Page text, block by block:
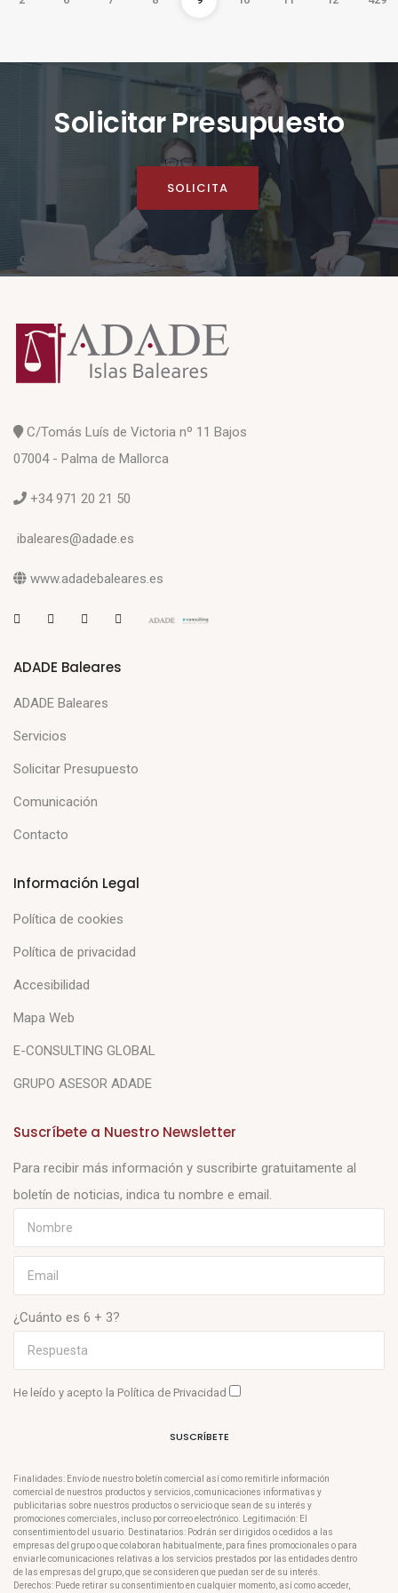
Solicitar Presupuesto
SOLICITA
C/Tomás Luís de Victoria nº 11 Bajos
07004 - Palma de Mallorca
+34 971 20 21 50
ibaleares@adade.es
www.adadebaleares.es
ADADE Baleares
ADADE Baleares
Servicios
Solicitar Presupuesto
Comunicación
Contacto
Información Legal
Política de cookies
Política de privacidad
Accesibilidad
Mapa Web
E-CONSULTING GLOBAL
GRUPO ASESOR ADADE
Suscríbete a Nuestro Newsletter
Para recibir más información y suscribirte gratuitamente al
boletín de noticias, indica tu nombre e email.
¿Cuánto es 6 + 3?
He leído y acepto la Política de Privacidad
SUSCRÍBETE
Finalidades: Envío de nuestro boletín comercial así como remitirle información
comercial de nuestros productos y servicios, comunicaciones informativas y
publicitarias sobre nuestros productos o servicio que sean de su interés y
promociones comerciales, incluso por correo electrónico. Legitimación: El
consentimiento del usuario. Destinatarios: Podrán ser dirigidos o cedidos a las
empresas del grupo o que colaboran habitualmente, para fines promocionales o para
enviarle comunicaciones relativas a los servicios prestados por las entidades dentro
de las empresas del grupo, que se consideren que puedan ser de su interés.
Derechos: Puede retirar su consentimiento en cualquier momento, así como acceder,